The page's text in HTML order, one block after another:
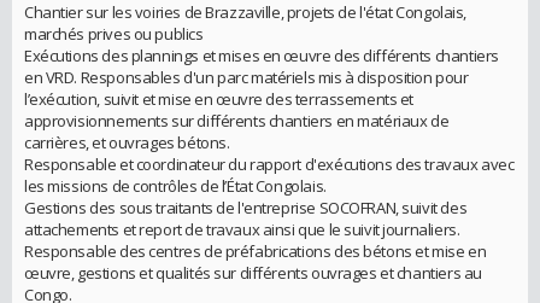
Chantier sur les voiries de Brazzaville, projets de l'état Congolais,
marchés prives ou publics
Exécutions des plannings et mises en œuvre des différents chantiers
en VRD. Responsables d'un parc matériels mis à disposition pour
l’exécution, suivit et mise en œuvre des terrassements et
approvisionnements sur différents chantiers en matériaux de
carrières, et ouvrages bétons.
Responsable et coordinateur du rapport d'exécutions des travaux avec
les missions de contrôles de l’État Congolais.
Gestions des sous traitants de l'entreprise SOCOFRAN, suivit des
attachements et report de travaux ainsi que le suivit journaliers.
Responsable des centres de préfabrications des bétons et mise en
œuvre, gestions et qualités sur différents ouvrages et chantiers au
Congo.